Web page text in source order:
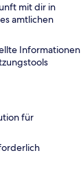
mit dir in
amtlichen
Informationen
für